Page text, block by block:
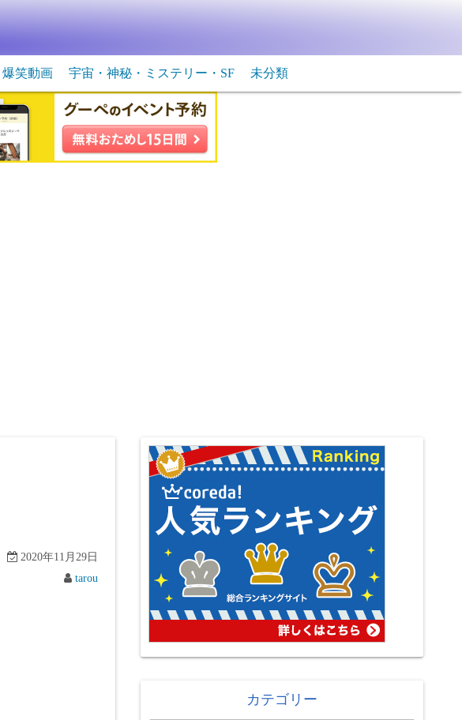
爆笑動画
動物系の爆笑動画
宇宙・神秘・ミステリー・SF
未確認生物・飛行物体
宇宙・ＳＦ
未分類
2020年11月29日
tarou
カテゴリー